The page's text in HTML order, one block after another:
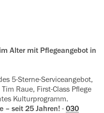
5‍-‍Sterne-Serviceangebot,
Raue, First-Class Pflege
Kulturprogramm.
– seit 25 Jahren! - 030